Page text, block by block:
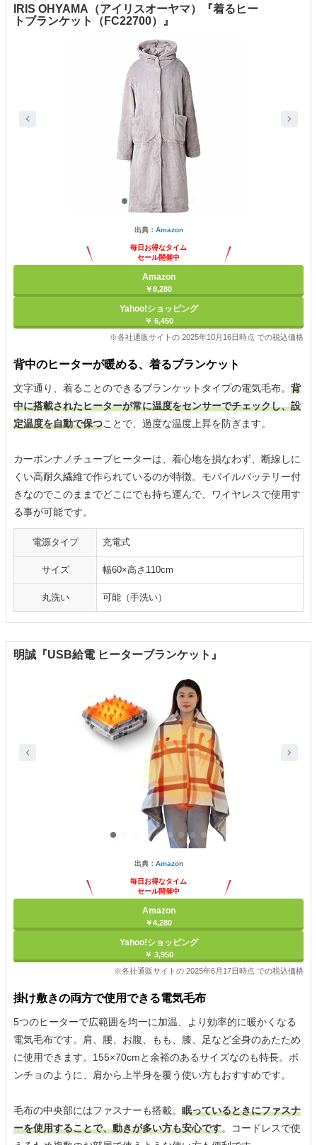
IRIS OHYAMA（アイリスオーヤマ）『着るヒー
トブランケット（FC22700）』
出典： Amazon
毎日お得なタイム
セール開催中
Amazon
￥8,280
Yahoo!ショッピング
￥ 6,450
※各社通販サイトの 2025年10月16日時点 での税込価格
背中のヒーターが暖める、着るブランケット
文字通り、着ることのできるブランケットタイプの電気毛布。 背
中に搭載されたヒーターが常に温度をセンサーでチェックし、設
定温度を自動で保つことで、過度な温度上昇を防ぎます。
カーボンナノチューブヒーターは、着心地を損なわず、断線しに
くい高耐久繊維で作られているのが特徴。モバイルバッテリー付
きなのでこのままでどこにでも持ち運んで、ワイヤレスで使用す
る事が可能です。
電源タイプ 充電式
サイズ 幅60×高さ110cm
丸洗い 可能（手洗い）
明誠『USB給電 ヒーターブランケット』
出典： Amazon
毎日お得なタイム
セール開催中
Amazon
￥4,280
Yahoo!ショッピング
￥ 3,950
※各社通販サイトの 2025年6月17日時点 での税込価格
掛け敷きの両方で使用できる電気毛布
5つのヒーターで広範囲を均一に加温、より効率的に暖かくなる
電気毛布です。肩、腰、お腹、もも、膝、足など全身のあたため
に使用できます。155×70cmと余裕のあるサイズなのも特長。ポ
ンチョのように、肩から上半身を覆う使い方もおすすめです。
毛布の中央部にはファスナーも搭載。 眠っているときにファスナ
ーを使用することで、動きが多い方も安心です。コードレスで使